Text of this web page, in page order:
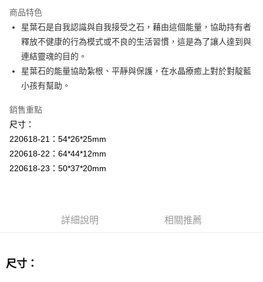
Apple Pay
街口支付
悠遊付
ATM付款
全家取貨付款
每筆NT$80，滿NT$3,000(含以上)免運費
每筆NT$80，滿NT$3,000(含以上)免運費
商品特色
星葉石是自我認識與自我接受之石，藉由這個能量，協助持有者
釋放不健康的行為模式或不良的生活習慣，這是為了讓人達到與
連結靈魂的目的。
星葉石的能量協助紮根、平靜與保護，在水晶療癒上對於對靛藍
小孩有幫助。
銷售重點
尺寸：
220618-21：54*26*25mm
220618-22：64*44*12mm
220618-23：50*37*20mm
詳細說明 相關推薦
尺寸：